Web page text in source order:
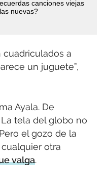
canciones viejas
nuevas?
a
un juguete”,
Ayala. De
tela del globo no
el gozo de la
otra
valga.